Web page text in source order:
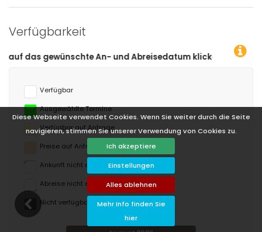
Diese Webseite verwendet Cookies. Wenn Sie weiter durch die Seite
navigieren, stimmen Sie unserer Verwendung von Cookies zu.
Ich akzeptiere
Einstellungen
Alles ablehnen
Mehr Info finden Sie
hier
Verfügbarkeit
und Abreisedatum klicken!
Verfügbar
Ausgewählte Termine
Verfügbar auf Anfrage
Preise auf Anfrage
Ankunft nicht erlaubt
Abreise nicht erlaubt
Nicht verfügbar